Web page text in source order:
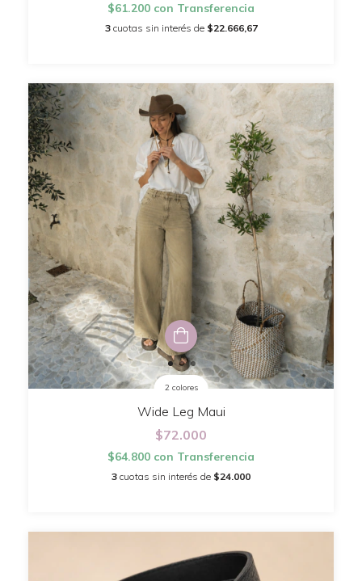
$61.200 con Transferencia
3 cuotas sin interés de $22.666,67
2 colores
Wide Leg Maui
$72.000
$64.800 con Transferencia
3 cuotas sin interés de $24.000